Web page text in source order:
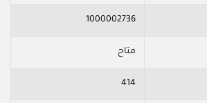
1000002736
متاح
414